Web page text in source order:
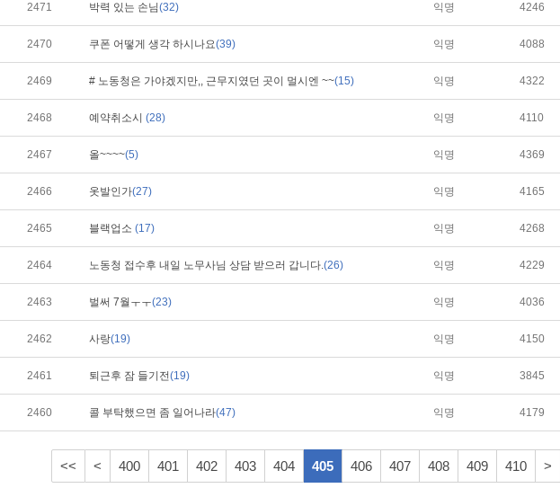
2471 박력 있는 손님(32) 익명 4246
2470 쿠폰 어떻게 생각 하시나요(39) 익명 4088
2469 # 노동청은 가야겠지만,, 근무지였던 곳이 멀시엔 ~~(15) 익명 4322
2468 예약취소시 (28) 익명 4110
2467 올~~~~(5) 익명 4369
2466 옷발인가(27) 익명 4165
2465 블랙업소 (17) 익명 4268
2464 노동청 접수후 내일 노무사님 상담 받으러 갑니다.(26) 익명 4229
2463 벌써 7월ㅜㅜ(23) 익명 4036
2462 사랑(19) 익명 4150
2461 퇴근후 잠 들기전(19) 익명 3845
2460 콜 부탁했으면 좀 일어나라(47) 익명 4179
<< < 400 401 402 403 404 405 406 407 408 409 410 >